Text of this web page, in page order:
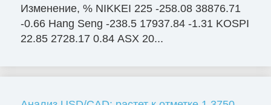
Изменение, % NIKKEI 225 -258.08 38876.71
-0.66 Hang Seng -238.5 17937.84 -1.31 KOSPI
22.85 2728.17 0.84 ASX 20...